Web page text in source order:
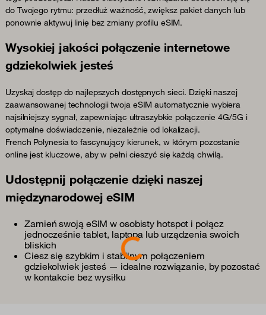
do Twojego rytmu: przedłuż ważność, zwiększ pakiet danych lub
ponownie aktywuj linię bez zmiany profilu eSIM.
Wysokiej jakości połączenie internetowe
gdziekolwiek jesteś
Uzyskaj dostęp do najlepszych dostępnych sieci. Dzięki naszej
zaawansowanej technologii twoja eSIM automatycznie wybiera
najsilniejszy sygnał, zapewniając ultraszybkie połączenie 4G/5G i
optymalne doświadczenie, niezależnie od lokalizacji.
French Polynesia to fascynujący kierunek, w którym pozostanie
online jest kluczowe, aby w pełni cieszyć się każdą chwilą.
Udostępnij połączenie dzięki naszej
międzynarodowej eSIM
Zamień swoją eSIM w osobisty hotspot i połącz
jednocześnie tablet, laptopa lub urządzenia swoich
bliskich
Ciesz się szybkim i stabilnym połączeniem
gdziekolwiek jesteś — idealne rozwiązanie, by pozostać
w kontakcie bez wysiłku
Loading...